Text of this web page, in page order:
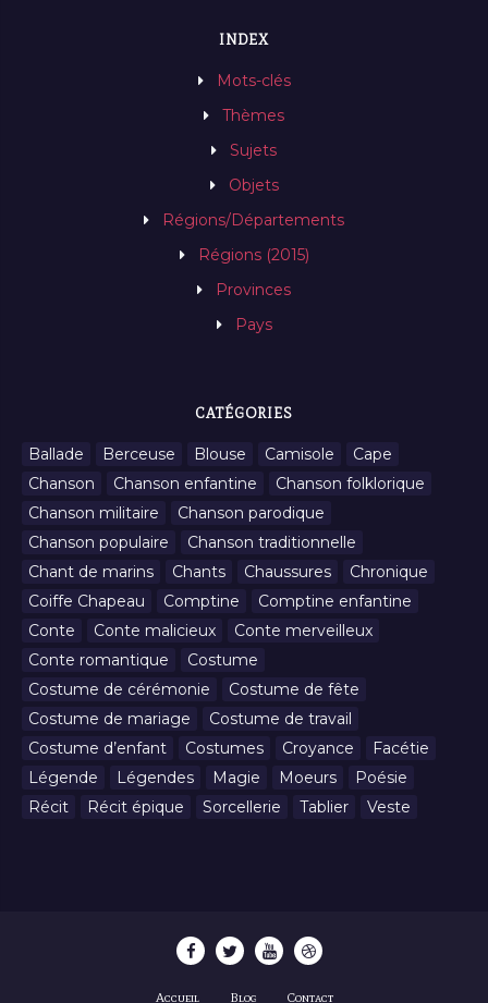
INDEX
Mots-clés
Thèmes
Sujets
Objets
Régions/Départements
Régions (2015)
Provinces
Pays
CATÉGORIES
Ballade Berceuse Blouse Camisole
Cape
Chanson
Chanson enfantine
Chanson folklorique
Chanson militaire
Chanson parodique
Chanson populaire
Chanson traditionnelle
Chant de marins
Chants Chaussures
Chronique
Coiffe Chapeau
Comptine
Comptine enfantine
Conte
Conte malicieux
Conte merveilleux
Conte romantique
Costume
Costume de cérémonie
Costume de fête
Costume de mariage
Costume de travail
Costume d’enfant
Costumes Croyance
Facétie
Légende
Légendes Magie Moeurs
Poésie
Récit
Récit épique Sorcellerie Tablier Veste
Accueil Blog Contact